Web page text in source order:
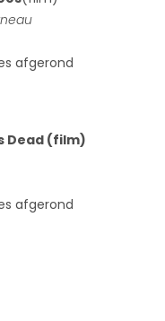
afgerond
Dead (film)
afgerond